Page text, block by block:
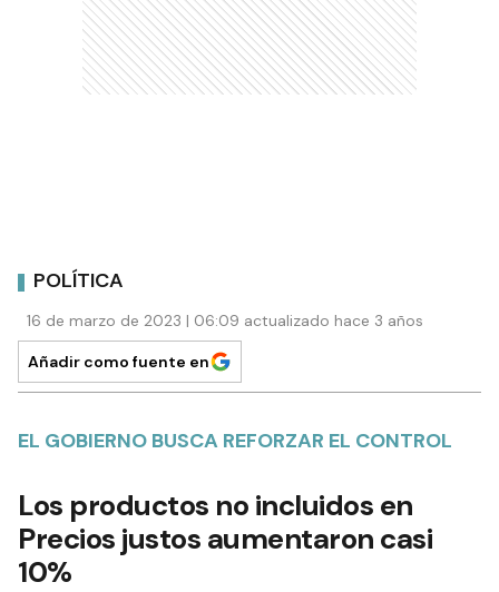
POLÍTICA
16 de marzo de 2023 | 06:09 actualizado hace 3 años
Añadir como fuente en
EL GOBIERNO BUSCA REFORZAR EL CONTROL
Los productos no incluidos en
Precios justos aumentaron casi
10%